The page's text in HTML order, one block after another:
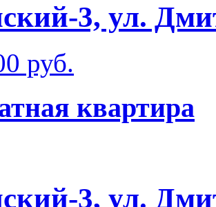
3, ул.
руб.
квартира
3, ул.